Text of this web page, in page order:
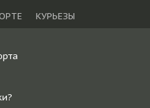
КУРЬЕЗЫ